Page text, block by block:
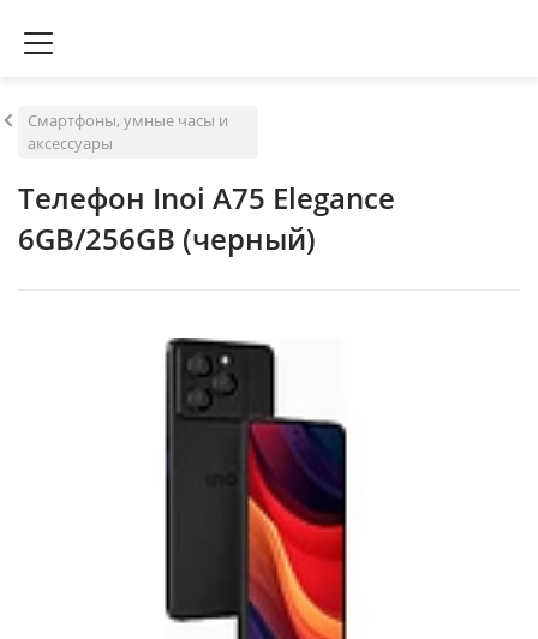
Смартфоны, умные часы и
аксессуары
Телефон Inoi A75 Elegance
6GB/256GB (черный)